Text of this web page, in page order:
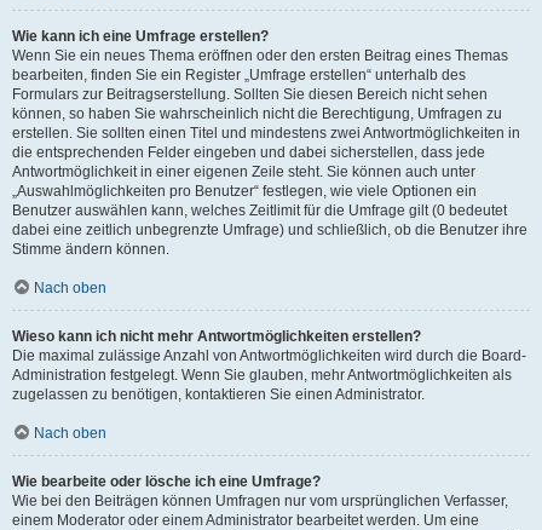
Wie kann ich eine Umfrage erstellen?
Wenn Sie ein neues Thema eröffnen oder den ersten Beitrag eines Themas
bearbeiten, finden Sie ein Register „Umfrage erstellen“ unterhalb des
Formulars zur Beitragserstellung. Sollten Sie diesen Bereich nicht sehen
können, so haben Sie wahrscheinlich nicht die Berechtigung, Umfragen zu
erstellen. Sie sollten einen Titel und mindestens zwei Antwortmöglichkeiten in
die entsprechenden Felder eingeben und dabei sicherstellen, dass jede
Antwortmöglichkeit in einer eigenen Zeile steht. Sie können auch unter
„Auswahlmöglichkeiten pro Benutzer“ festlegen, wie viele Optionen ein
Benutzer auswählen kann, welches Zeitlimit für die Umfrage gilt (0 bedeutet
dabei eine zeitlich unbegrenzte Umfrage) und schließlich, ob die Benutzer ihre
Stimme ändern können.
Nach oben
Wieso kann ich nicht mehr Antwortmöglichkeiten erstellen?
Die maximal zulässige Anzahl von Antwortmöglichkeiten wird durch die Board-
Administration festgelegt. Wenn Sie glauben, mehr Antwortmöglichkeiten als
zugelassen zu benötigen, kontaktieren Sie einen Administrator.
Nach oben
Wie bearbeite oder lösche ich eine Umfrage?
Wie bei den Beiträgen können Umfragen nur vom ursprünglichen Verfasser,
einem Moderator oder einem Administrator bearbeitet werden. Um eine